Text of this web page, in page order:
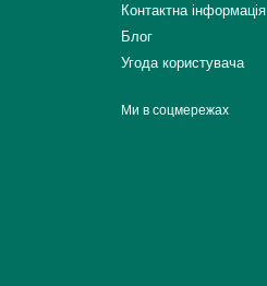
Контактна інформація
Блог
Угода користувача
Ми в соцмережах